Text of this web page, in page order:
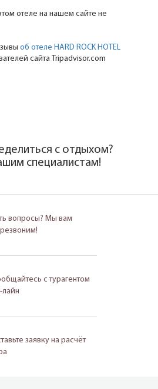
отеле на нашем сайте не
об отеле HARD ROCK HOTEL
сайта Tripadvisor.com
с отдыхом?
специалистам!
вопросы? Мы вам
с турагентом
лайн
заявку на расчёт